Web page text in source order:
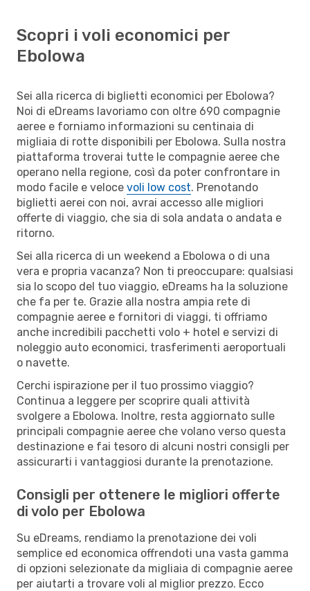
Scopri i voli economici per
Ebolowa
Sei alla ricerca di biglietti economici per Ebolowa?
Noi di eDreams lavoriamo con oltre 690 compagnie
aeree e forniamo informazioni su centinaia di
migliaia di rotte disponibili per Ebolowa. Sulla nostra
piattaforma troverai tutte le compagnie aeree che
operano nella regione, così da poter confrontare in
modo facile e veloce voli low cost. Prenotando
biglietti aerei con noi, avrai accesso alle migliori
offerte di viaggio, che sia di sola andata o andata e
ritorno.
Sei alla ricerca di un weekend a Ebolowa o di una
vera e propria vacanza? Non ti preoccupare: qualsiasi
sia lo scopo del tuo viaggio, eDreams ha la soluzione
che fa per te. Grazie alla nostra ampia rete di
compagnie aeree e fornitori di viaggi, ti offriamo
anche incredibili pacchetti volo + hotel e servizi di
noleggio auto economici, trasferimenti aeroportuali
o navette.
Cerchi ispirazione per il tuo prossimo viaggio?
Continua a leggere per scoprire quali attività
svolgere a Ebolowa. Inoltre, resta aggiornato sulle
principali compagnie aeree che volano verso questa
destinazione e fai tesoro di alcuni nostri consigli per
assicurarti i vantaggiosi durante la prenotazione.
Consigli per ottenere le migliori offerte
di volo per Ebolowa
Su eDreams, rendiamo la prenotazione dei voli
semplice ed economica offrendoti una vasta gamma
di opzioni selezionate da migliaia di compagnie aeree
per aiutarti a trovare voli al miglior prezzo. Ecco